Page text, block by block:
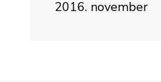
2016. november